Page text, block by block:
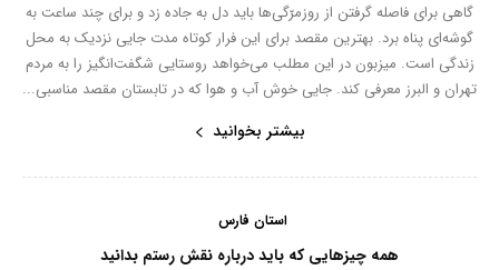
گاهی برای فاصله گرفتن از روزمرّگی‌ها باید دل به جاده زد و برای چند ساعت به
گوشه‌ای پناه برد. بهترین مقصد برای این فرار کوتاه مدت جایی نزدیک به محل
زندگی است. میزبون در این مطلب می‌خواهد روستایی شگفت‌انگیز را به مردم
تهران و البرز معرفی کند. جایی خوش آب و هوا که در تابستان مقصد مناسبی...
بیشتر بخوانید
استان فارس
همه چیزهایی که باید درباره نقش رستم بدانید